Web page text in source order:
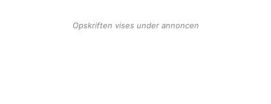
Opskriften vises under annoncen